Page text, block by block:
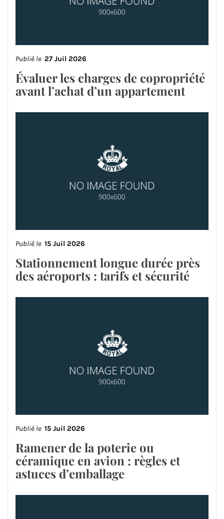
Publié le 27 Juil 2026
Évaluer les charges de copropriété
avant l’achat d’un appartement
Publié le 15 Juil 2026
Stationnement longue durée près
des aéroports : tarifs et sécurité
Publié le 15 Juil 2026
Ramener de la poterie ou
céramique en avion : règles et
astuces d’emballage